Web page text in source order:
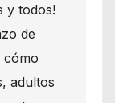
y todos!
de
cómo
adultos